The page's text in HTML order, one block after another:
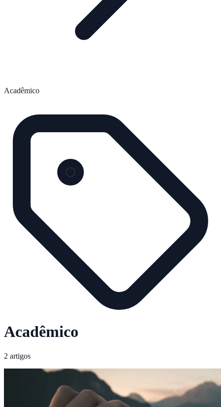
Acadêmico
Acadêmico
2 artigos